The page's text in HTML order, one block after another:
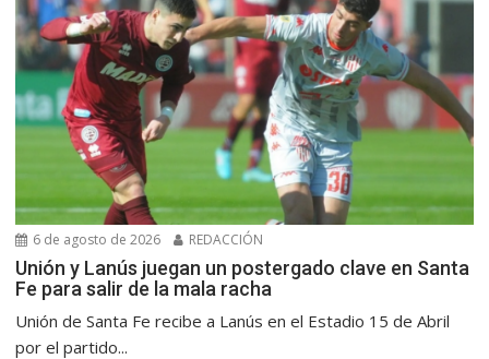
6 de agosto de 2026 REDACCIÓN
Unión y Lanús juegan un postergado clave en Santa
Fe para salir de la mala racha
Unión de Santa Fe recibe a Lanús en el Estadio 15 de Abril
por el partido...